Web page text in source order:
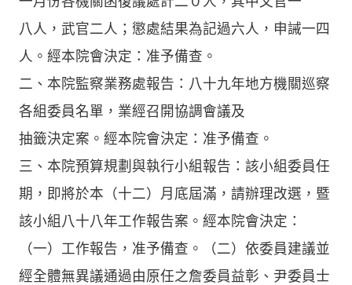
八人，武官二人；懲處結果為記過六人，申誡一四
人。經本院會決定：准予備查。
二、本院監察業務處報告：八十九年地方機關巡察
各組委員名單，業經召開協調會議及
抽籤決定案。經本院會決定：准予備查。
三、本院預算規劃與執行小組報告：該小組委員任
期，即將於本（十二）月底屆滿，請辦理改選，暨
該小組八十八年工作報告案。經本院會決定：
（一）工作報告，准予備查。（二）依委員建議並
經全體無異議通過由原任之詹委員益彰、尹委員士